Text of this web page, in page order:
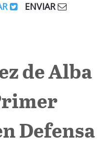
ENVIAR
de Alba
Defensa